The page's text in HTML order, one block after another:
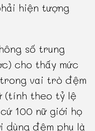
hiện tượng
số trung
cho thấy mức
vai trò đệm
(tính theo tỷ lệ
100 nữ giới họ
dùng đệm phụ là